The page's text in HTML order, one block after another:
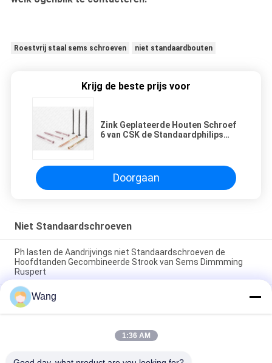
Roestvrij staal sems schroeven niet standaardbouten
Krijg de beste prijs voor
Zink Geplateerde Houten Schroef
6 van CSK de Standaardphilips
Doorgaan
Niet Standaardschroeven
Ph lasten de Aandrijvings niet Standaardschroeven de
Hoofdtanden Gecombineerde Strook van Sems Dimmming
Ruspert
Roestvrij staal niet Standaardschroeven, A2 - 70 Gekartelde
Hoofdduimschroeven
De Machineschroef van wafeltje plateerde de Hoofd
Gecombineerde Sems met Wasmachine Chrome Vierkant
Wang
1:36 AM